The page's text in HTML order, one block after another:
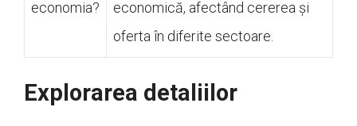
economia?
economică, afectând cererea și
oferta în diferite sectoare.
Explorarea detaliilor